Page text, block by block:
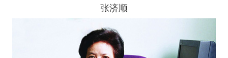
张济顺